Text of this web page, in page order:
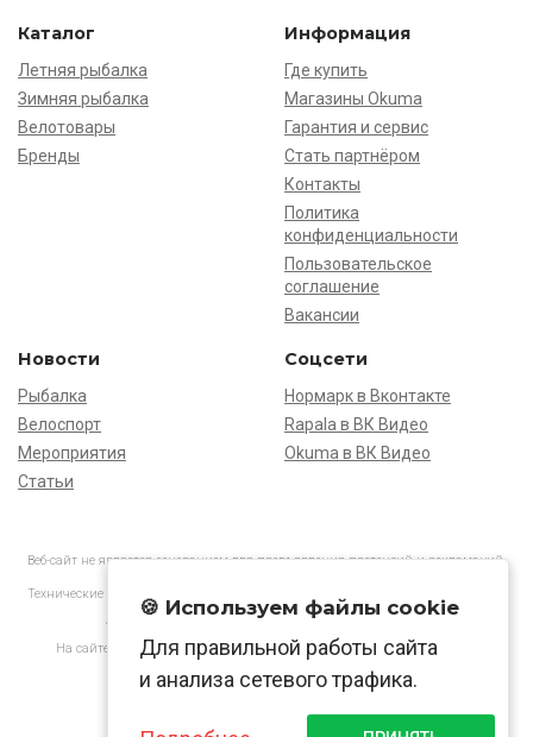
Каталог
Летняя рыбалка
Зимняя рыбалка
Велотовары
Бренды
Информация
Где купить
Магазины Okuma
Гарантия и сервис
Стать партнёром
Контакты
Политика
конфиденциальности
Пользовательское
соглашение
Вакансии
Новости
Рыбалка
Велоспорт
Мероприятия
Статьи
Соцсети
Нормарк в Вконтакте
Rapala в ВК Видео
Okuma в ВК Видео
Веб-сайт не является основанием для предъявления претензий и рекламаций,
Технические характеристики товаров могут отличаться от указанных на сайте.
АО «Нормарк» ИНН 7728172512 ОГРН 1037739603505
На сайте применяютсярекомендательные технологиив соответствии
🍪 Используем файлы cookie
Для правильной работы сайта
и анализа сетевого трафика.